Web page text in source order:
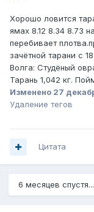
Хорошо ловится
ямах 8.12 8.34 8.73
перебивает
зачётной тарани с
Волга: Студёный
Тарань 1,042 кг.
Изменено 27
Удаление тегов
Цитата
6 месяцев спустя...